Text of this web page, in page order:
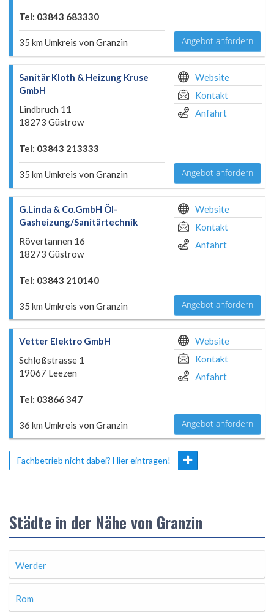
Tel: 03843 683330
35 km Umkreis von Granzin Angebot anfordern
Sanitär Kloth & Heizung Kruse
GmbH
Lindbruch 11
18273 Güstrow
Tel: 03843 213333
35 km Umkreis von Granzin
Website
Kontakt
Anfahrt
Angebot anfordern
G.Linda & Co.GmbH Öl-
Gasheizung/Sanitärtechnik
Rövertannen 16
18273 Güstrow
Tel: 03843 210140
35 km Umkreis von Granzin
Website
Kontakt
Anfahrt
Angebot anfordern
Vetter Elektro GmbH
Schloßstrasse 1
19067 Leezen
Tel: 03866 347
36 km Umkreis von Granzin
Website
Kontakt
Anfahrt
Angebot anfordern
Fachbetrieb nicht dabei? Hier eintragen!
Städte in der Nähe von Granzin
Werder
Rom